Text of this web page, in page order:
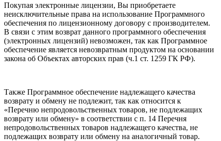
Покупая электронные лицензии, Вы приобретаете
неисключительные права на использование Программного
обеспечения по лицензионному договору с производителем.
В связи с этим возврат данного программного обеспечения
(электронных лицензий) невозможен, так как Программное
обеспечение является невозвратным продуктом на основании
закона об Объектах авторских прав (ч.1 ст. 1259 ГК РФ).
Также Программное обеспечение надлежащего качества
возврату и обмену не подлежит, так как относится к
«Перечню непродовольственных товаров, не подлежащих
возврату или обмену» в соответствии с п. 14 Перечня
непродовольственных товаров надлежащего качества, не
подлежащих возврату или обмену на аналогичный товар.